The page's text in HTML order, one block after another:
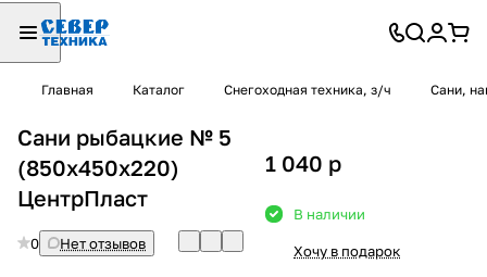
Главная Каталог Снегоходная техника, з/ч Сани,
Сани рыбацкие № 5
(850x450x220)
ЦентрПласт
0 Нет отзывов
1 040 p
В наличии
Хочу в подарок